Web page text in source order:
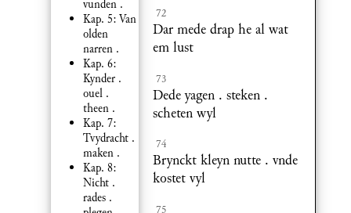
vunden .
Kap. 5: Van
olden
narren .
Kap. 6:
Kynder .
ouel .
theen .
Kap. 7:
Tvydracht .
maken .
Kap. 8:
Nicht .
rades .
72
Dar mede drap he al wat
em lust
73
Dede yagen . steken .
scheten wyl
74
Brynckt kleyn nutte . vnde
kostet vyl
75